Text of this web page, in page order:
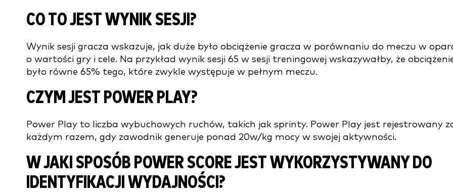
CO TO JEST WYNIK SESJI?
Wynik sesji gracza wskazuje, jak duże było obciążenie gracza w porównaniu do meczu w
o wartości gry i cele. Na przykład wynik sesji 65 w sesji treningowej wskazywałby, że
było równe 65% tego, które zwykle występuje w pełnym meczu.
CZYM JEST POWER PLAY?
Power Play to liczba wybuchowych ruchów, takich jak sprinty. Power Play jest rejestrowany
każdym razem, gdy zawodnik generuje ponad 20w/kg mocy w swojej aktywności.
W JAKI SPOSÓB POWER SCORE JEST WYKORZYSTYWANY DO
IDENTYFIKACJI WYDAJNOŚCI?